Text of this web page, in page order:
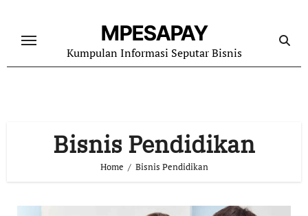
content
MPESAPAY
Kumpulan Informasi Seputar Bisnis
Bisnis Pendidikan
Home Bisnis Pendidikan